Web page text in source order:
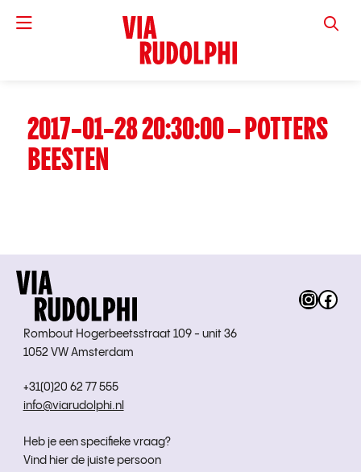
VIA
2017-01-28 20:30:00 – POTTERS
BEESTEN
Rombout Hogerbeetsstraat 109 - unit 36
1052 VW Amsterdam
+31(0)20 62 77 555
info@viarudolphi.nl
Heb je een specifieke vraag?
Vind hier de juiste persoon